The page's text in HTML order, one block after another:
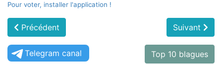
Pour voter, installer l'application !
Précédent Suivant
Telegram canal Top 10 blagues